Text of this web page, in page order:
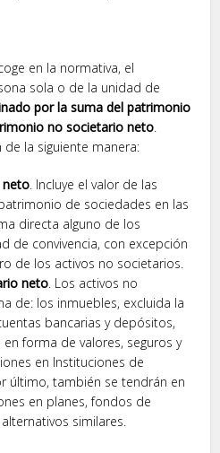
en la normativa, el
sola o de la unidad de
por la suma del patrimonio
no societario neto.
la siguiente manera:
neto. Incluye el valor de las
de sociedades en las
directa alguno de los
de convivencia, con excepción
de los activos no societarios.
neto. Los activos no
de: los inmuebles, excluida la
bancarias y depósitos,
forma de valores, seguros y
en Instituciones de
último, también se tendrán en
en planes, fondos de
similares.